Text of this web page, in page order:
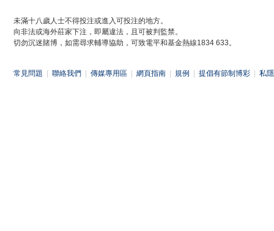
未滿十八歲人士不得投注或進入可投注的地方。
向非法或海外莊家下注，即屬違法，且可被判監禁。
切勿沉迷賭博，如需尋求輔導協助，可致電平和基金熱線1834 633。
常見問題 聯絡我們 傳媒專用區 網頁指南 規例 提倡有節制博彩 私